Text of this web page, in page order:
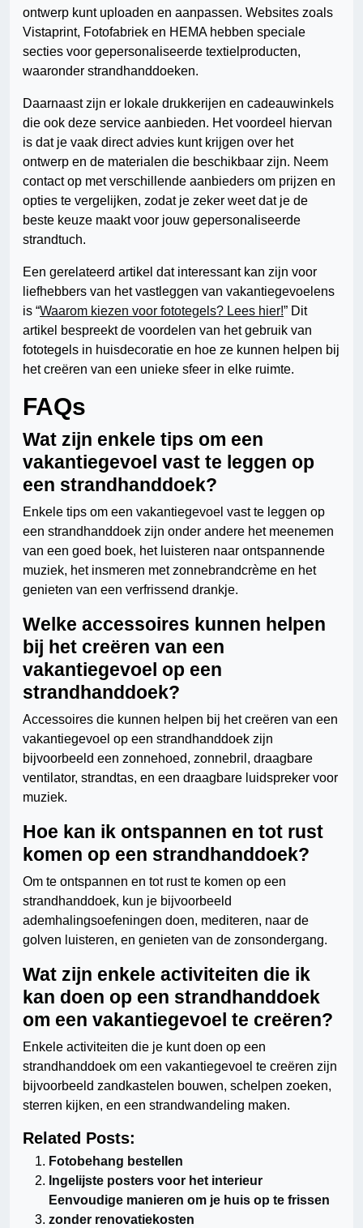
ontwerp kunt uploaden en aanpassen. Websites zoals
Vistaprint, Fotofabriek en HEMA hebben speciale
secties voor gepersonaliseerde textielproducten,
waaronder strandhanddoeken.
Daarnaast zijn er lokale drukkerijen en cadeauwinkels
die ook deze service aanbieden. Het voordeel hiervan
is dat je vaak direct advies kunt krijgen over het
ontwerp en de materialen die beschikbaar zijn. Neem
contact op met verschillende aanbieders om prijzen en
opties te vergelijken, zodat je zeker weet dat je de
beste keuze maakt voor jouw gepersonaliseerde
strandtuch.
Een gerelateerd artikel dat interessant kan zijn voor
liefhebbers van het vastleggen van vakantiegevoelens
is “Waarom kiezen voor fototegels? Lees hier!” Dit
artikel bespreekt de voordelen van het gebruik van
fototegels in huisdecoratie en hoe ze kunnen helpen bij
het creëren van een unieke sfeer in elke ruimte.
FAQs
Wat zijn enkele tips om een
vakantiegevoel vast te leggen op
een strandhanddoek?
Enkele tips om een vakantiegevoel vast te leggen op
een strandhanddoek zijn onder andere het meenemen
van een goed boek, het luisteren naar ontspannende
muziek, het insmeren met zonnebrandcrème en het
genieten van een verfrissend drankje.
Welke accessoires kunnen helpen
bij het creëren van een
vakantiegevoel op een
strandhanddoek?
Accessoires die kunnen helpen bij het creëren van een
vakantiegevoel op een strandhanddoek zijn
bijvoorbeeld een zonnehoed, zonnebril, draagbare
ventilator, strandtas, en een draagbare luidspreker voor
muziek.
Hoe kan ik ontspannen en tot rust
komen op een strandhanddoek?
Om te ontspannen en tot rust te komen op een
strandhanddoek, kun je bijvoorbeeld
ademhalingsoefeningen doen, mediteren, naar de
golven luisteren, en genieten van de zonsondergang.
Wat zijn enkele activiteiten die ik
kan doen op een strandhanddoek
om een vakantiegevoel te creëren?
Enkele activiteiten die je kunt doen op een
strandhanddoek om een vakantiegevoel te creëren zijn
bijvoorbeeld zandkastelen bouwen, schelpen zoeken,
sterren kijken, en een strandwandeling maken.
Related Posts:
Fotobehang bestellen
Ingelijste posters voor het interieur
Eenvoudige manieren om je huis op te frissen
zonder renovatiekosten